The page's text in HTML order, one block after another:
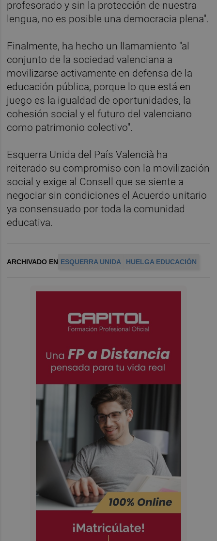
profesorado y sin la protección de nuestra
lengua, no es posible una democracia plena".
Finalmente, ha hecho un llamamiento "al
conjunto de la sociedad valenciana a
movilizarse activamente en defensa de la
educación pública, porque lo que está en
juego es la igualdad de oportunidades, la
cohesión social y el futuro del valenciano
como patrimonio colectivo".
Esquerra Unida del País Valencià ha
reiterado su compromiso con la movilización
social y exige al Consell que se siente a
negociar sin condiciones el Acuerdo unitario
ya consensuado por toda la comunidad
educativa.
ARCHIVADO EN ESQUERRA UNIDA HUELGA EDUCACIÓN